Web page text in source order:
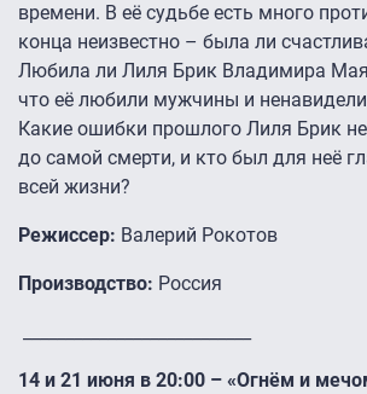
времени. В её судьбе есть много
конца неизвестно – была ли
Любила ли Лиля Брик Владимира
что её любили мужчины и
Какие ошибки прошлого Лиля Брик
до самой смерти, и кто был для неё
всей жизни?
Режиссер: Валерий Рокотов
Производство: Россия
14 и 21 июня в 20:00 – «Огнём и